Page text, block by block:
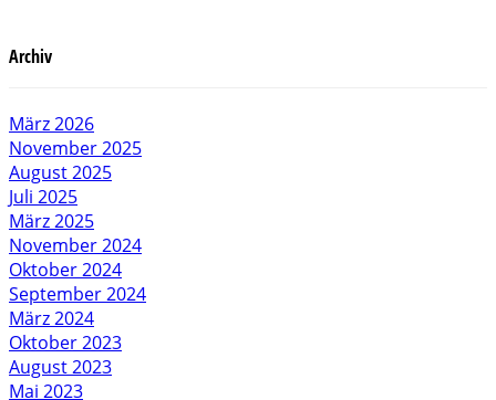
Archiv
März 2026
November 2025
August 2025
Juli 2025
März 2025
November 2024
Oktober 2024
September 2024
März 2024
Oktober 2023
August 2023
Mai 2023